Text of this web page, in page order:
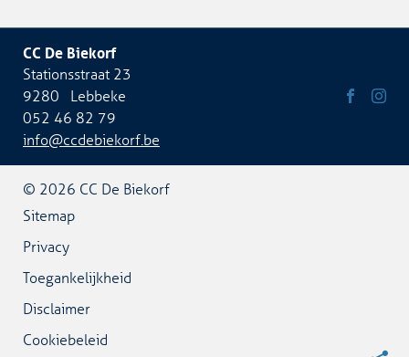
CC De Biekorf
Adres
Stationsstraat 23
9280
Lebbeke
Tel.
052 46 82 79
E-
mail:
info@ccdebiekorf.be
op
op
© 2026 CC De Biekorf
Sitemap
Privacy
Toegankelijkheid
Disclaimer
Cookiebeleid